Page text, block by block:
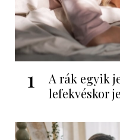
1
A rák egyik
lefekvéskor